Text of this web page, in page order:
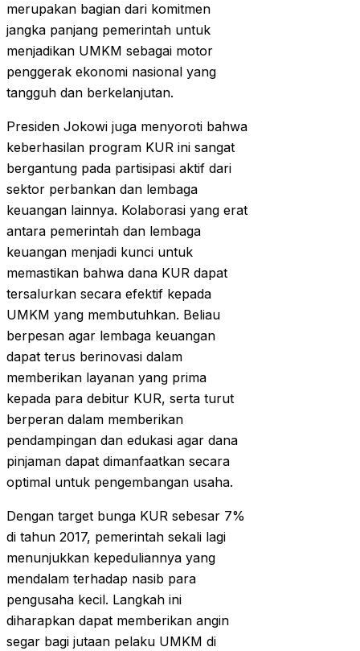
merupakan bagian dari komitmen
jangka panjang pemerintah untuk
menjadikan UMKM sebagai motor
penggerak ekonomi nasional yang
tangguh dan berkelanjutan.
Presiden Jokowi juga menyoroti bahwa
keberhasilan program KUR ini sangat
bergantung pada partisipasi aktif dari
sektor perbankan dan lembaga
keuangan lainnya. Kolaborasi yang erat
antara pemerintah dan lembaga
keuangan menjadi kunci untuk
memastikan bahwa dana KUR dapat
tersalurkan secara efektif kepada
UMKM yang membutuhkan. Beliau
berpesan agar lembaga keuangan
dapat terus berinovasi dalam
memberikan layanan yang prima
kepada para debitur KUR, serta turut
berperan dalam memberikan
pendampingan dan edukasi agar dana
pinjaman dapat dimanfaatkan secara
optimal untuk pengembangan usaha.
Dengan target bunga KUR sebesar 7%
di tahun 2017, pemerintah sekali lagi
menunjukkan kepeduliannya yang
mendalam terhadap nasib para
pengusaha kecil. Langkah ini
diharapkan dapat memberikan angin
segar bagi jutaan pelaku UMKM di